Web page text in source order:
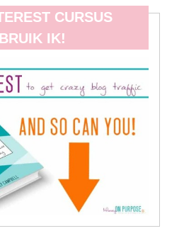
CURSUS
IK!